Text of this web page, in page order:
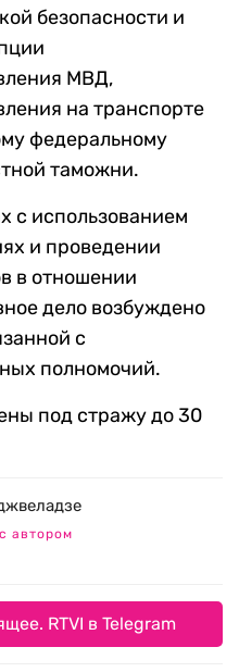
безопасности и
МВД,
на транспорте
федеральному
таможни.
с использованием
и проведении
в отношении
дело возбуждено
с
полномочий.
под стражу до 30
автором
RTVI в Telegram